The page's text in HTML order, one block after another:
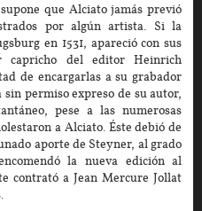
que Alciato jamás previó
por algún artista. Si la
en 1531, apareció con sus
capricho del editor Heinrich
de encargarlas a su grabador
permiso expreso de su autor,
pese a las numerosas
a Alciato. Éste debió de
aporte de Steyner, al grado
la nueva edición al
contrató a Jean Mercure Jollat